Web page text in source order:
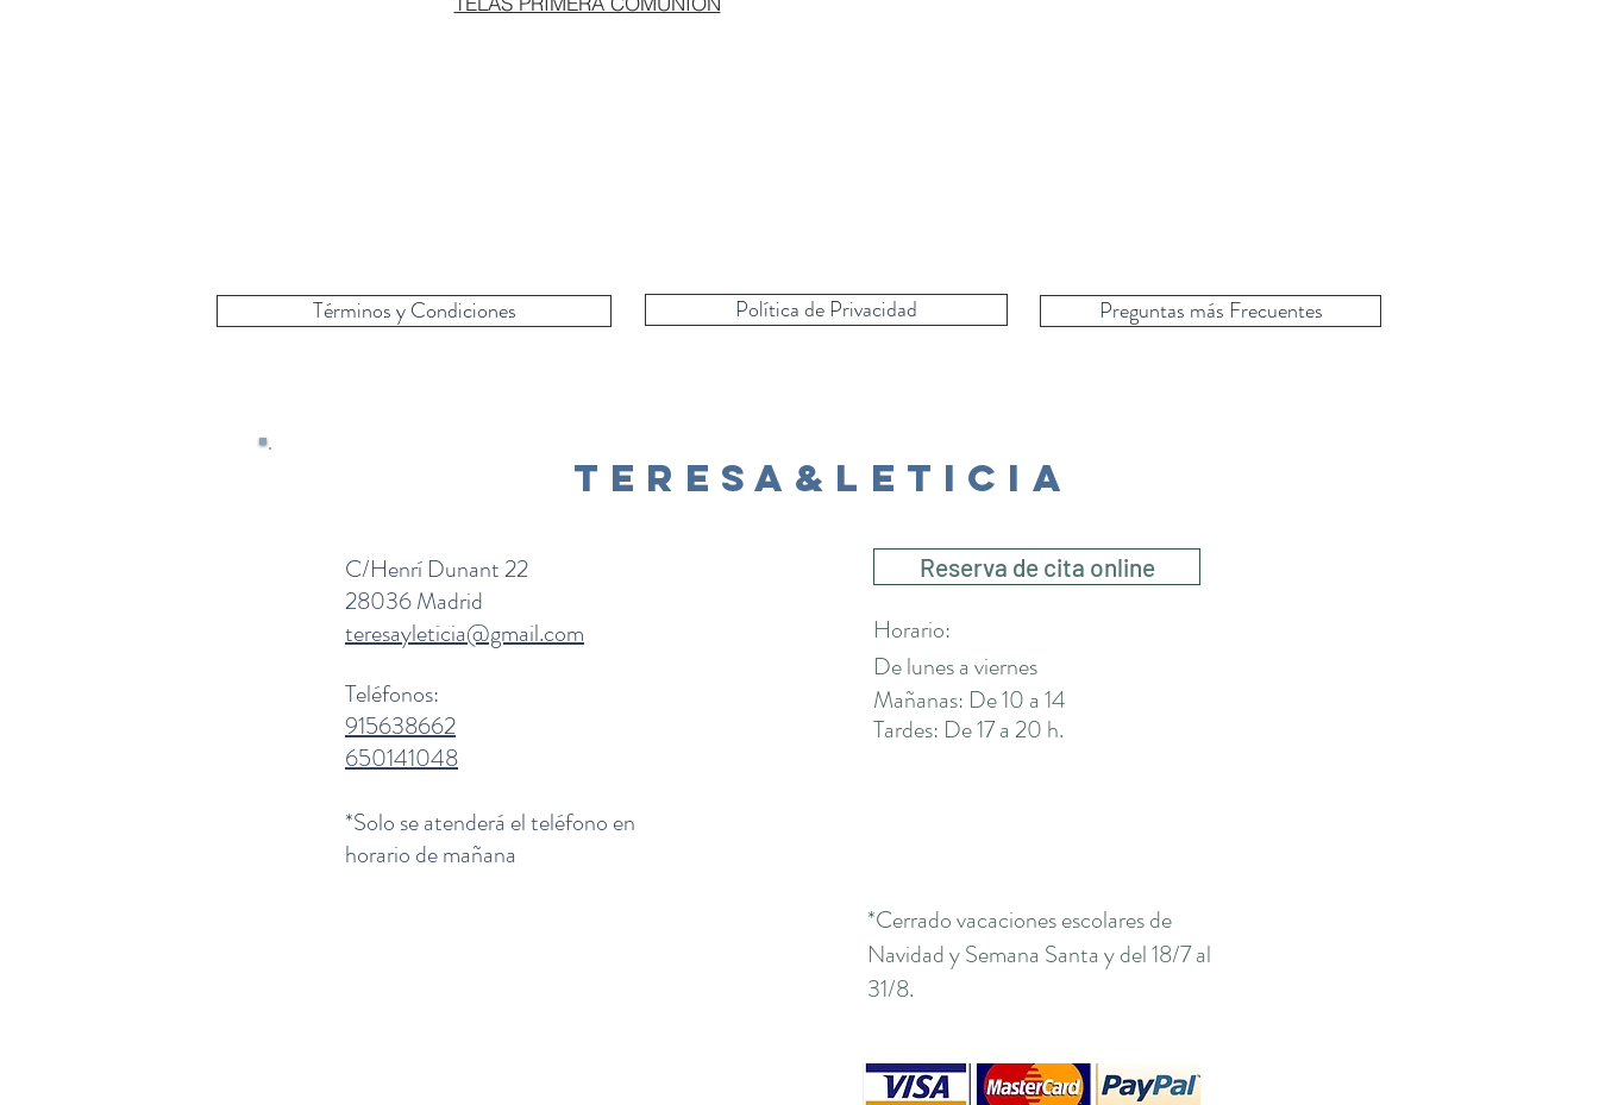
Términos y Condiciones Política de Privacidad Preguntas más Frecuentes
Teresa&Leticia
C/Henrí Dunant 22
28036 Madrid
teresayleticia@gmail.com
Teléfonos:
915638662
650141048
*Solo se atenderá el teléfono en
horario de mañana
Reserva de cita online
Horario:
De lunes a viernes
Mañanas: De 10 a 14
Tardes: De 17 a 20 h.
*Cerrado vacaciones escolares de
Navidad y Semana Santa y del 18/7 al
31/8.